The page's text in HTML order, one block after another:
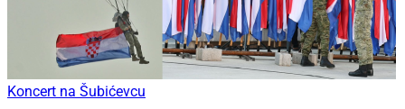
Koncert na Šubićevcu